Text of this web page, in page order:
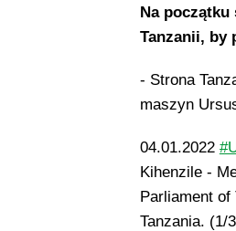
Na
Tanzanii, by
- Strona
maszyn
04.01.2022
Kihenzile -
Parliament of
Tanzania. (1/